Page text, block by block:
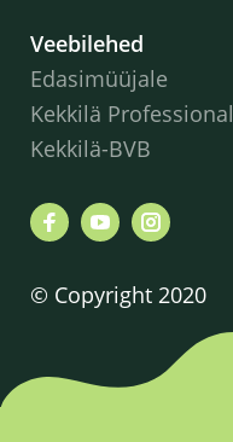
Veebilehed
Edasimüüjale
Kekkilä Professional
Kekkilä-BVB
© Copyright 2020